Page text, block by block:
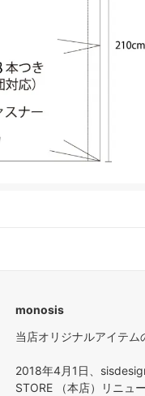
monosis
当店オリジナルアイテム
2018年4月1日、
STORE （本店）リニュ